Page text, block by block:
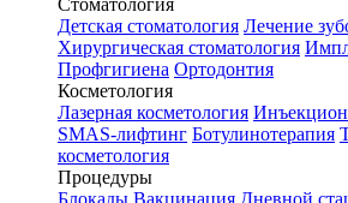
Стоматология
Детская стоматология Лечение
Хирургическая стоматология
Профгигиена Ортодонтия
Косметология
Лазерная косметология
SMAS-лифтинг Ботулинотерапия
косметология
Процедуры
Блокады Вакцинация Дневной